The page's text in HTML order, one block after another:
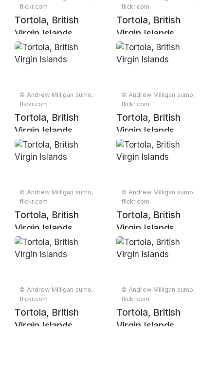
flickr.com
Tortola, British
Virgin Islands
flickr.com
Tortola, British
Virgin Islands
© Andrew Milligan sumo,
flickr.com
Tortola, British
Virgin Islands
© Andrew Milligan sumo,
flickr.com
Tortola, British
Virgin Islands
© Andrew Milligan sumo,
flickr.com
Tortola, British
Virgin Islands
© Andrew Milligan sumo,
flickr.com
Tortola, British
Virgin Islands
© Andrew Milligan sumo,
flickr.com
Tortola, British
Virgin Islands
© Andrew Milligan sumo,
flickr.com
Tortola, British
Virgin Islands